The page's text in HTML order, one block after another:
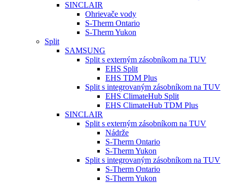
SINCLAIR
Ohrievače vody
S-Therm Ontario
S-Therm Yukon
Split
SAMSUNG
Split s externým zásobníkom na TUV
EHS Split
EHS TDM Plus
Split s integrovaným zásobníkom na TUV
EHS ClimateHub Split
EHS ClimateHub TDM Plus
SINCLAIR
Split s externým zásobníkom na TUV
Nádrže
S-Therm Ontario
S-Therm Yukon
Split s integrovaným zásobníkom na TUV
S-Therm Ontario
S-Therm Yukon